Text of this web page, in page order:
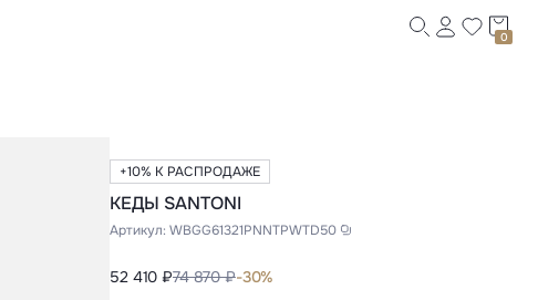
0
+10% К РАСПРОДАЖЕ
КЕДЫ SANTONI
Артикул:WBGG61321PNNTPWTD50
52 410 ₽74 870 ₽-30%